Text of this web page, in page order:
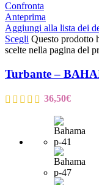
Confronta
Anteprima
Aggiungi alla lista dei
Scegli Questo prodotto
scelte nella pagina del
Turbante –
36,50€